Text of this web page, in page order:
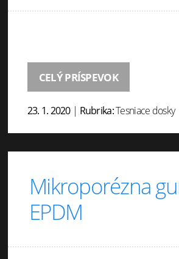
CELÝ PRÍSPEVOK
23. 1. 2020 | Rubrika:Tesniace dosky
Mikroporézna
EPDM